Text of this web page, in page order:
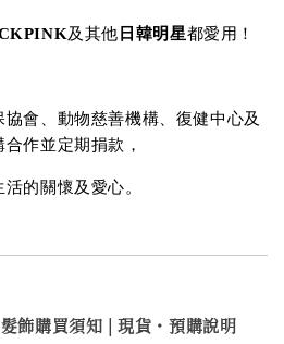
及其他 日韓明星都愛用！
會、動物慈善機構、復健中心及
作並定期捐款，
的關懷及愛心。
飾購買須知 | 現貨・預購說明